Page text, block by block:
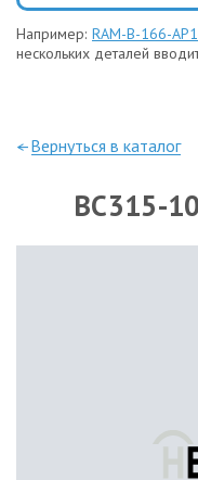
Например: RAM-B-166-
нескольких деталей
—Вернуться в каталог
BC315-